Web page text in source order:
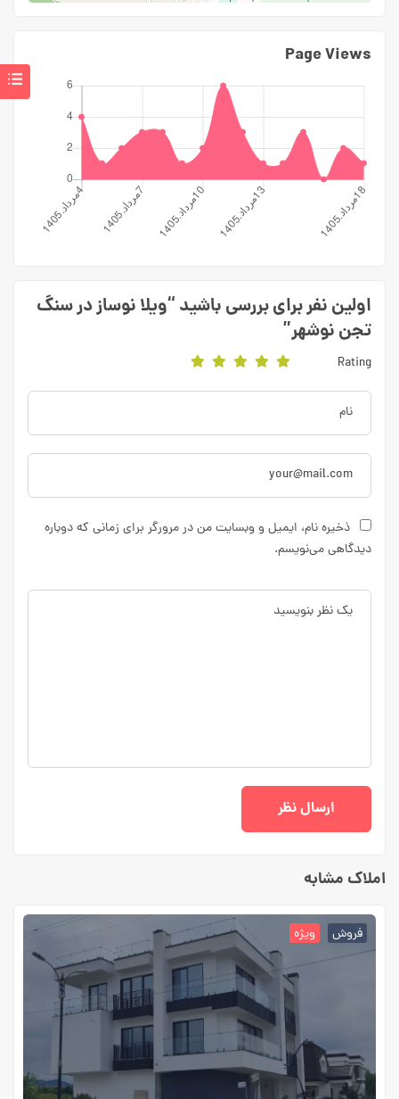
Page Views
اولین نفر برای بررسی باشید “ویلا نوساز در سنگ
تجن نوشهر”
Rating
ذخیره نام، ایمیل و وبسایت من در مرورگر برای زمانی که دوباره
دیدگاهی می‌نویسم.
املاک مشابه
فروش ویژه